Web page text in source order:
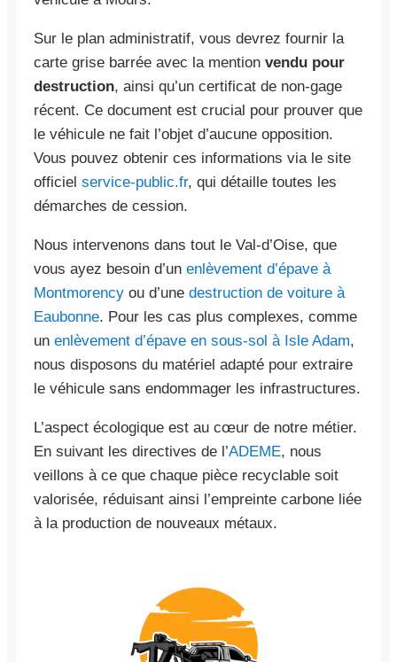
Sur le plan administratif, vous devrez fournir la
carte grise barrée avec la mention vendu pour
destruction, ainsi qu’un certificat de non-gage
récent. Ce document est crucial pour prouver que
le véhicule ne fait l’objet d’aucune opposition.
Vous pouvez obtenir ces informations via le site
officiel service-public.fr, qui détaille toutes les
démarches de cession.
Nous intervenons dans tout le Val-d’Oise, que
vous ayez besoin d’un enlèvement d’épave à
Montmorency ou d’une destruction de voiture à
Eaubonne. Pour les cas plus complexes, comme
un enlèvement d’épave en sous-sol à Isle Adam,
nous disposons du matériel adapté pour extraire
le véhicule sans endommager les infrastructures.
L’aspect écologique est au cœur de notre métier.
En suivant les directives de l’ADEME, nous
veillons à ce que chaque pièce recyclable soit
valorisée, réduisant ainsi l’empreinte carbone liée
à la production de nouveaux métaux.